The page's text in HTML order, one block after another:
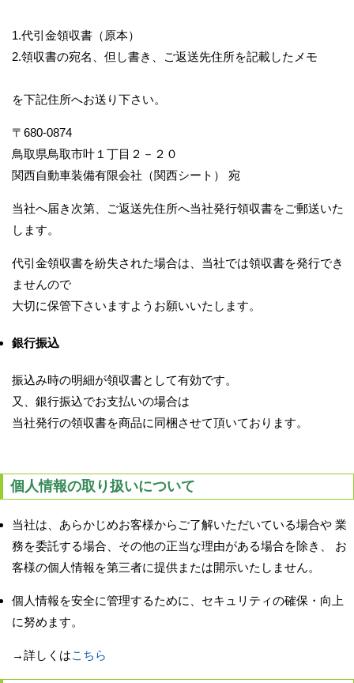
1.代引金領収書（原本）
2.領収書の宛名、但し書き、ご返送先住所を記載したメモ
を下記住所へお送り下さい。
〒680-0874
鳥取県鳥取市叶１丁目２－２０
関西自動車装備有限会社（関西シート） 宛
当社へ届き次第、ご返送先住所へ当社発行領収書をご郵送いた
します。
代引金領収書を紛失された場合は、当社では領収書を発行でき
ませんので
大切に保管下さいますようお願いいたします。
銀行振込
振込み時の明細が領収書として有効です。
又、銀行振込でお支払いの場合は
当社発行の領収書を商品に同梱させて頂いております。
個人情報の取り扱いについて
当社は、あらかじめお客様からご了解いただいている場合や 業
務を委託する場合、その他の正当な理由がある場合を除き、 お
客様の個人情報を第三者に提供または開示いたしません。
個人情報を安全に管理するために、セキュリティの確保・向上
に努めます。
→詳しくはこちら